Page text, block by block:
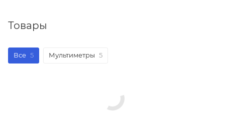
Товары
Все 5 Мультиметры 5